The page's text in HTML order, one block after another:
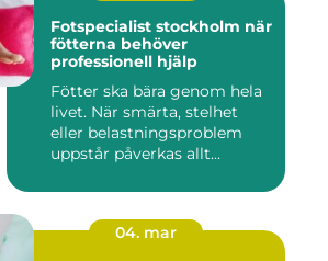
Fotspecialist stockholm när
fötterna behöver
professionell hjälp
Fötter ska bära genom hela
livet. När smärta, stelhet
eller belastningsproblem
uppstår påverkas allt...
04. mar